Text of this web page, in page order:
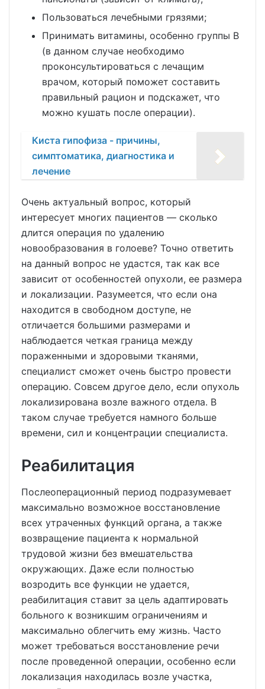
Пользоваться лечебными грязями;
Принимать витамины, особенно группы В
(в данном случае необходимо
проконсультироваться с лечащим
врачом, который поможет составить
правильный рацион и подскажет, что
можно кушать после операции).
Киста гипофиза - причины,
симптоматика, диагностика и
лечение
Очень актуальный вопрос, который
интересует многих пациентов — сколько
длится операция по удалению
новообразования в голоеве? Точно ответить
на данный вопрос не удастся, так как все
зависит от особенностей опухоли, ее размера
и локализации. Разумеется, что если она
находится в свободном доступе, не
отличается большими размерами и
наблюдается четкая граница между
пораженными и здоровыми тканями,
специалист сможет очень быстро провести
операцию. Совсем другое дело, если опухоль
локализирована возле важного отдела. В
таком случае требуется намного больше
времени, сил и концентрации специалиста.
Реабилитация
Послеоперационный период подразумевает
максимально возможное восстановление
всех утраченных функций органа, а также
возвращение пациента к нормальной
трудовой жизни без вмешательства
окружающих. Даже если полностью
возродить все функции не удается,
реабилитация ставит за цель адаптировать
больного к возникшим ограничениям и
максимально облегчить ему жизнь. Часто
может требоваться восстановление речи
после проведенной операции, особенно если
локализация находилась возле участка,